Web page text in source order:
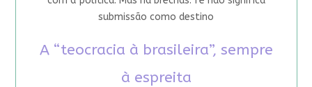
submissão como destino
A “teocracia à brasileira”, sempre
à espreita